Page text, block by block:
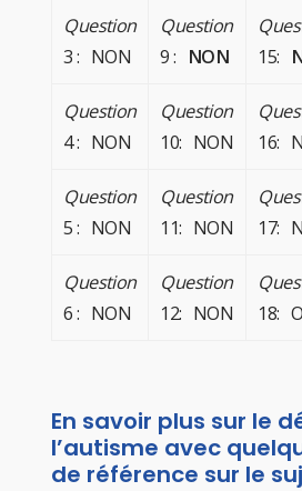
Question
3 : NON
Question
9 : NON
15:
Question
4 : NON
Question
10: NON
16:
Question
5 : NON
Question
11: NON
17:
Question
6 : NON
Question
12: NON
18:
En savoir plus sur le
l’autisme avec
de référence sur le